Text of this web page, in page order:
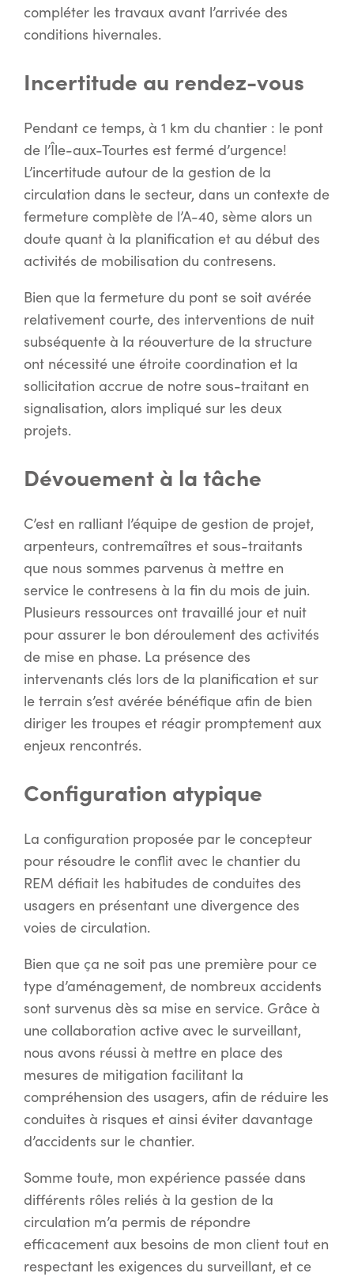
compléter les travaux avant l’arrivée des
conditions hivernales.
Incertitude au rendez-vous
Pendant ce temps, à 1 km du chantier : le pont
de l’Île-aux-Tourtes est fermé d’urgence!
L’incertitude autour de la gestion de la
circulation dans le secteur, dans un contexte de
fermeture complète de l’A-40, sème alors un
doute quant à la planification et au début des
activités de mobilisation du contresens.
Bien que la fermeture du pont se soit avérée
relativement courte, des interventions de nuit
subséquente à la réouverture de la structure
ont nécessité une étroite coordination et la
sollicitation accrue de notre sous-traitant en
signalisation, alors impliqué sur les deux
projets.
Dévouement à la tâche
C’est en ralliant l’équipe de gestion de projet,
arpenteurs, contremaîtres et sous-traitants
que nous sommes parvenus à mettre en
service le contresens à la fin du mois de juin.
Plusieurs ressources ont travaillé jour et nuit
pour assurer le bon déroulement des activités
de mise en phase. La présence des
intervenants clés lors de la planification et sur
le terrain s’est avérée bénéfique afin de bien
diriger les troupes et réagir promptement aux
enjeux rencontrés.
Configuration atypique
La configuration proposée par le concepteur
pour résoudre le conflit avec le chantier du
REM défiait les habitudes de conduites des
usagers en présentant une divergence des
voies de circulation.
Bien que ça ne soit pas une première pour ce
type d’aménagement, de nombreux accidents
sont survenus dès sa mise en service. Grâce à
une collaboration active avec le surveillant,
nous avons réussi à mettre en place des
mesures de mitigation facilitant la
compréhension des usagers, afin de réduire les
conduites à risques et ainsi éviter davantage
d’accidents sur le chantier.
Somme toute, mon expérience passée dans
différents rôles reliés à la gestion de la
circulation m’a permis de répondre
efficacement aux besoins de mon client tout en
respectant les exigences du surveillant, et ce